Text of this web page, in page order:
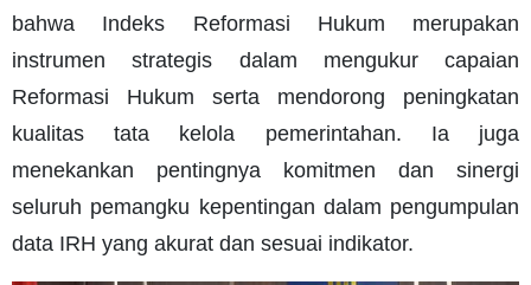
bahwa Indeks Reformasi Hukum merupakan
instrumen strategis dalam mengukur capaian
Reformasi Hukum serta mendorong peningkatan
kualitas tata kelola pemerintahan. Ia juga
menekankan pentingnya komitmen dan sinergi
seluruh pemangku kepentingan dalam pengumpulan
data IRH yang akurat dan sesuai indikator.